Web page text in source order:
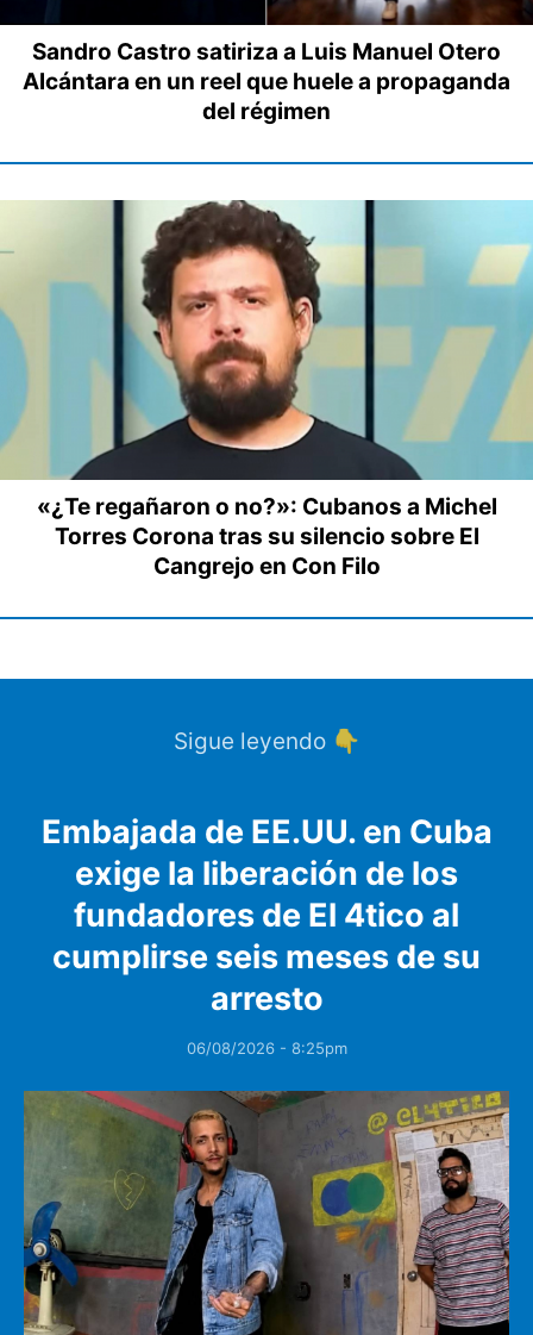
Sandro Castro satiriza a Luis Manuel Otero
Alcántara en un reel que huele a propaganda
del régimen
«¿Te regañaron o no?»: Cubanos a Michel
Torres Corona tras su silencio sobre El
Cangrejo en Con Filo
Sigue leyendo 👇